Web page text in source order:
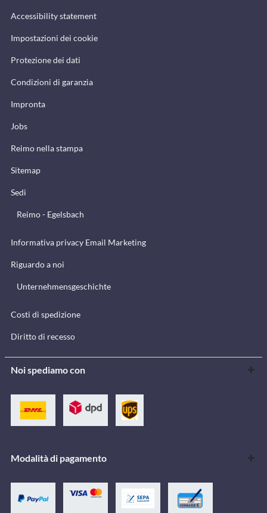
Accessibility statement
Impostazioni dei cookie
Protezione dei dati
Condizioni di garanzia
Impronta
Jobs
Reimo nella stampa
Sitemap
Sedi
Reimo - Egelsbach
Informativa privacy Email Marketing
Riguardo a noi
Unternehmensgeschichte
Costi di spedizione
Diritto di recesso
Noi spediamo con
Modalità di pagamento